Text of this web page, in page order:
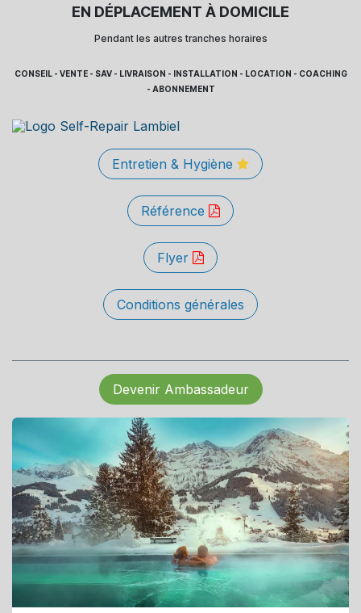
EN DÉPLACEMENT À DOMICILE
Pendant les autres tranches horaires
CONSEIL - VENTE - SAV - LIVRAISON - INSTALLATION - LOCATION - COACHING
- ABONNEMENT
Entretien & Hygiène
Référence
Flyer
Conditions générales
Devenir Ambassadeur